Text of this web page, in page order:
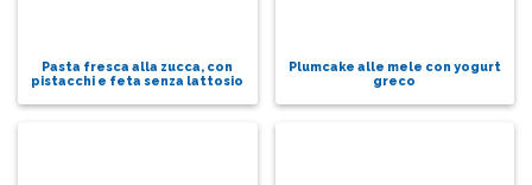
Pasta fresca alla zucca, con
pistacchi e feta senza lattosio
Plumcake alle mele con yogurt
greco